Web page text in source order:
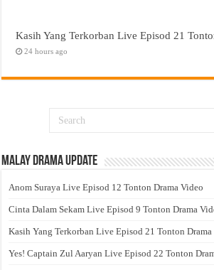
Kasih Yang Terkorban Live Episod 21
24 hours ago
Malay Drama Update
Anom Suraya Live Episod 12 Tonton Drama Video
Cinta Dalam Sekam Live Episod 9 Tonton Drama
Kasih Yang Terkorban Live Episod 21 Tonton Drama
Yes! Captain Zul Aaryan Live Episod 22 Tonton